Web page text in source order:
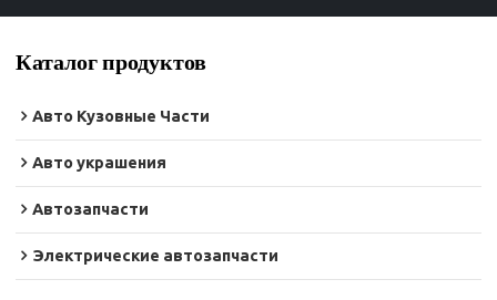
Каталог продуктов
Авто Кузовные Части
Авто украшения
Автозапчасти
Электрические автозапчасти